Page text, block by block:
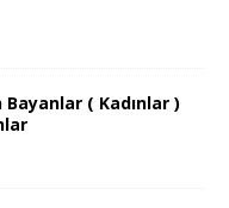
( Kadınlar )